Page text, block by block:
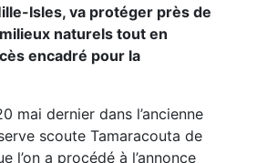
Isles, va protéger près de
naturels tout en
encadré pour la
mai dernier dans l’ancienne
scoute Tamaracouta de
l’on a procédé à l’annonce